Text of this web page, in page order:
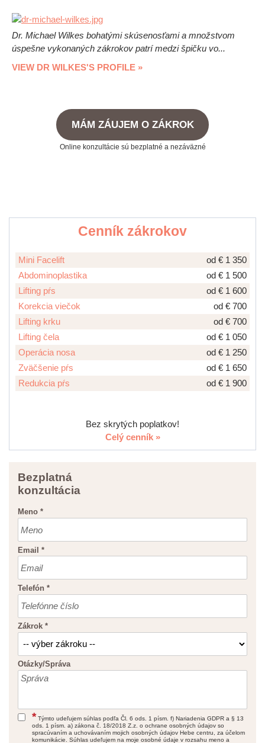
Dr. Michael Wilkes bohatými skúsenosťami a množstvom
úspešne vykonaných zákrokov patrí medzi špičku vo...
VIEW DR WILKES'S PROFILE »
MÁM ZÁUJEM O ZÁKROK
Online konzultácie sú bezplatné a nezáväzné
Cenník zákrokov
Mini Facelift
od € 1 350
Abdominoplastika
od € 1 500
Lifting pŕs
od € 1 600
Korekcia viečok
od € 700
Lifting krku
od € 700
Lifting čela
od € 1 050
Operácia nosa
od € 1 250
Zväčšenie pŕs
od € 1 650
Redukcia pŕs
od € 1 900
Bez skrytých poplatkov!
Celý cenník »
Bezplatná
konzultácia
Meno *
Email *
Telefón *
Zákrok *
Otázky/Správa
* Týmto udeľujem súhlas podľa Čl. 6 ods. 1 písm. f) Nariadenia GDPR a § 13
ods. 1 písm. a) zákona č. 18/2018 Z.z. o ochrane osobných údajov so
spracúvaním a uchovávaním mojich osobných údajov Hebe centru, za účelom
komunikácie. Súhlas udeľujem na moje osobné údaje v rozsahu meno a